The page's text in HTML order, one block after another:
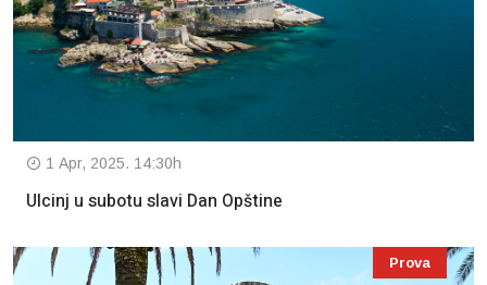
1 Apr, 2025. 14:30h
Ulcinj u subotu slavi Dan Opštine
Prova